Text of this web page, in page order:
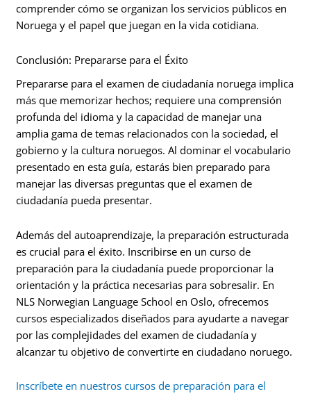
comprender cómo se organizan los servicios públicos en
Noruega y el papel que juegan en la vida cotidiana.
Conclusión: Prepararse para el Éxito
Prepararse para el examen de ciudadanía noruega implica
más que memorizar hechos; requiere una comprensión
profunda del idioma y la capacidad de manejar una
amplia gama de temas relacionados con la sociedad, el
gobierno y la cultura noruegos. Al dominar el vocabulario
presentado en esta guía, estarás bien preparado para
manejar las diversas preguntas que el examen de
ciudadanía pueda presentar.
Además del autoaprendizaje, la preparación estructurada
es crucial para el éxito. Inscribirse en un curso de
preparación para la ciudadanía puede proporcionar la
orientación y la práctica necesarias para sobresalir. En
NLS Norwegian Language School en Oslo, ofrecemos
cursos especializados diseñados para ayudarte a navegar
por las complejidades del examen de ciudadanía y
alcanzar tu objetivo de convertirte en ciudadano noruego.
Inscríbete en nuestros cursos de preparación para el